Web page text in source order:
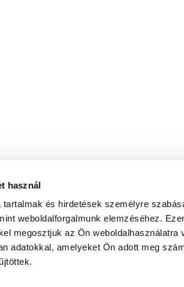
használ
tartalmak és hirdetések személyre
weboldalforgalmunk elemzéséhez.
megosztjuk az Ön weboldalhasználatra
adatokkal, amelyeket Ön adott meg